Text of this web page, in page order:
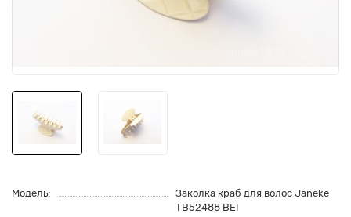
Модель:
Заколка краб для волос Janeke
TB52488 BEI